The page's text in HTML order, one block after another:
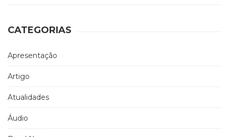
CATEGORIAS
Apresentação
Artigo
Atualidades
Áudio